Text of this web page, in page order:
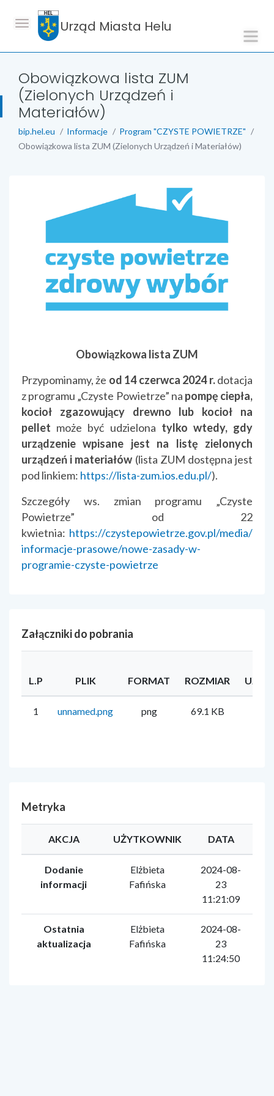
Urząd Miasta Helu
Obowiązkowa lista ZUM
(Zielonych Urządzeń i
Materiałów)
bip.hel.eu Informacje
Program "CZYSTE POWIETRZE"
Obowiązkowa lista ZUM (Zielonych Urządzeń i Materiałów)
Obowiązkowa lista ZUM
Przypominamy, że od 14 czerwca 2024 r.dotacja
z programu „Czyste Powietrze” na pompę ciepła,
kocioł zgazowujący drewno lub kocioł na
pellet może być udzielona tylko wtedy, gdy
urządzenie wpisane jest na listę zielonych
urządzeń i materiałów (lista ZUM dostępna jest
pod linkiem: https://lista-zum.ios.edu.pl/).
Szczegóły ws. zmian programu „Czyste
Powietrze” od 22
kwietnia: https://czystepowietrze.gov.pl/media/
informacje-prasowe/nowe-zasady-w-
programie-czyste-powietrze
Załączniki do pobrania
L.P PLIK FORMAT ROZMIAR
1 unnamed.png png 69.1 KB
Metryka
AKCJA UŻYTKOWNIK DATA
Dodanie
informacji
Elżbieta
Fafińska
2024-08-
23
11:21:09
Ostatnia
aktualizacja
Elżbieta
Fafińska
2024-08-
23
11:24:50